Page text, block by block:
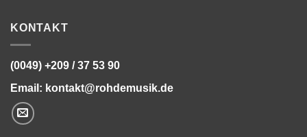
KONTAKT
(0049) +209 / 37 53 90
Email: kontakt@rohdemusik.de